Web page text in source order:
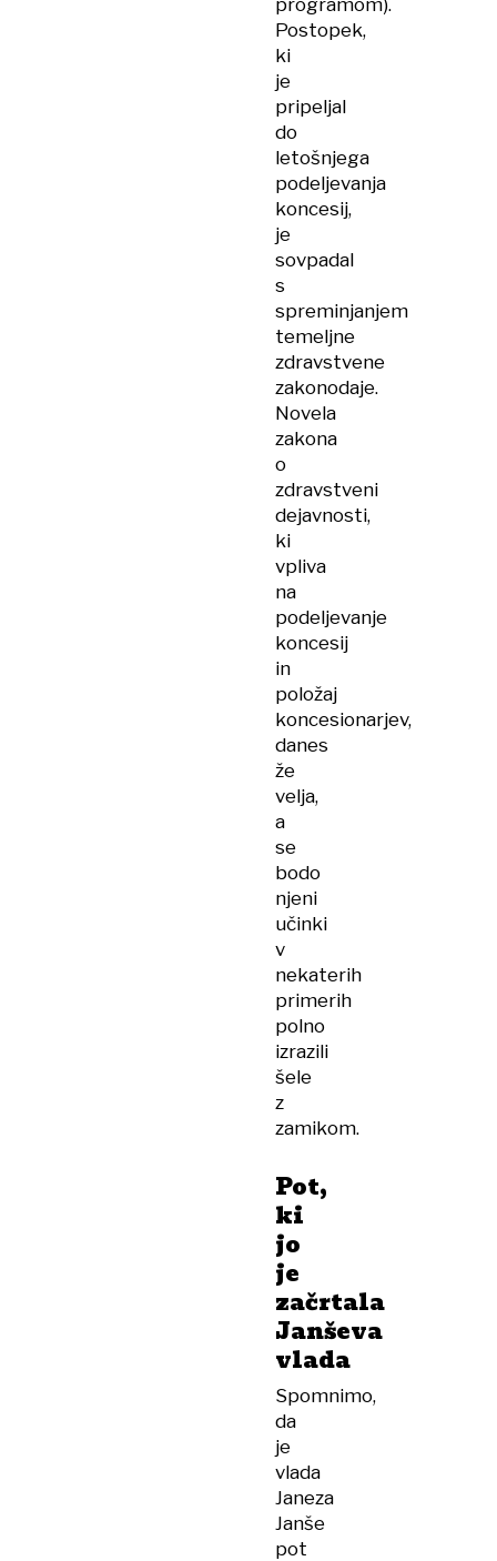
programom).
Postopek,
ki
je
pripeljal
do
letošnjega
podeljevanja
koncesij,
je
sovpadal
s
spreminjanjem
temeljne
zdravstvene
zakonodaje.
Novela
zakona
o
zdravstveni
dejavnosti,
ki
vpliva
na
podeljevanje
koncesij
in
položaj
koncesionarjev,
danes
že
velja,
a
se
bodo
njeni
učinki
v
nekaterih
primerih
polno
izrazili
šele
z
zamikom.
Pot,
ki
jo
je
začrtala
Janševa
vlada
Spomnimo,
da
je
vlada
Janeza
Janše
pot